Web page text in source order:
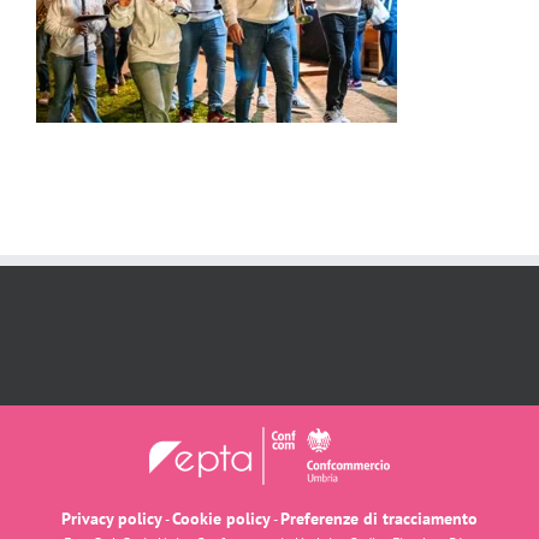
Privacy policy-Cookie policy-Preferenze di tracciamento